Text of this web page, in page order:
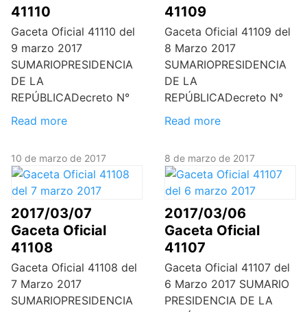
41110
Gaceta Oficial 41110 del
9 marzo 2017
SUMARIOPRESIDENCIA
DE LA
REPÚBLICADecreto N°
Read more
41109
Gaceta Oficial 41109 del
8 Marzo 2017
SUMARIOPRESIDENCIA
DE LA
REPÚBLICADecreto N°
Read more
10 de marzo de 2017
2017/03/07
Gaceta Oficial
41108
Gaceta Oficial 41108 del
7 Marzo 2017
SUMARIOPRESIDENCIA
8 de marzo de 2017
2017/03/06
Gaceta Oficial
41107
Gaceta Oficial 41107 del
6 Marzo 2017 SUMARIO
PRESIDENCIA DE LA